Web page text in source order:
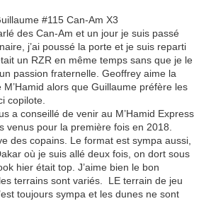
#115 Can-Am X3
des Can-Am et un jour je suis passé
j’ai poussé la porte et je suis reparti
un RZR en même temps sans que je le
passion fraternelle. Geoffrey aime la
alors que Guillaume préfère les
copilote.
a conseillé de venir au M’Hamid Express
venus pour la première fois en 2018.
des copains. Le format est sympa aussi,
où je suis allé deux fois, on dort sous
hier était top. J’aime bien le bon
terrains sont variés. LE terrain de jeu
toujours sympa et les dunes ne sont